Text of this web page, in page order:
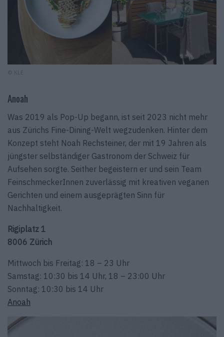
Anoah
Was 2019 als Pop-Up begann, ist seit 2023 nicht mehr
aus Zürichs Fine-Dining-Welt wegzudenken. Hinter dem
Konzept steht Noah Rechsteiner, der mit 19 Jahren als
jüngster selbständiger Gastronom der Schweiz für
Aufsehen sorgte. Seither begeistern er und sein Team
FeinschmeckerInnen zuverlässig mit kreativen veganen
Gerichten und einem ausgeprägten Sinn für
Nachhaltigkeit.
Rigiplatz 1
8006 Zürich
Mittwoch bis Freitag: 18 – 23 Uhr
Samstag: 10:30 bis 14 Uhr, 18 – 23:00 Uhr
Sonntag: 10:30 bis 14 Uhr
Anoah